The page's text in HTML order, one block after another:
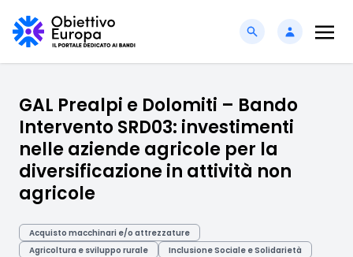
GAL Prealpi e Dolomiti – Bando
Intervento SRD03: investimenti
nelle aziende agricole per la
diversificazione in attività non
agricole
Acquisto macchinari e/o attrezzature
Agricoltura e sviluppo rurale
Inclusione Sociale e Solidarietà